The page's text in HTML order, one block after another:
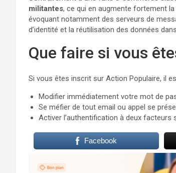
militantes, ce qui en augmente fortement
évoquant notamment des serveurs de
d’identité et la réutilisation des données
Que faire si vous
Si vous êtes inscrit sur Action Populaire, il
Modifier immédiatement votre mot de
Se méfier de tout email ou appel se
Activer l’authentification à deux
Facebook